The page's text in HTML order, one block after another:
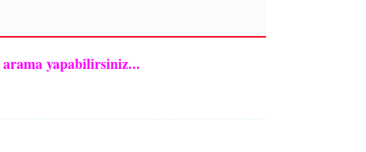
yapabilirsiniz...